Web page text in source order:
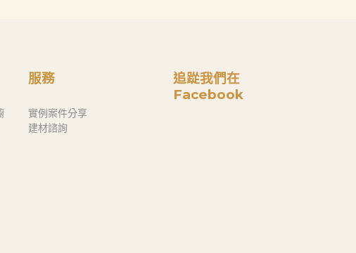
服務
實例案件分享
建材諮詢
追踨我們在
Facebook